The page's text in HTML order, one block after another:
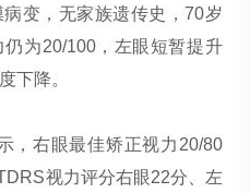
变，无家族遗传史，70岁
为20/100，左眼短暂提升
下降。
，右眼最佳矫正视力20/80
视力评分右眼22分、左